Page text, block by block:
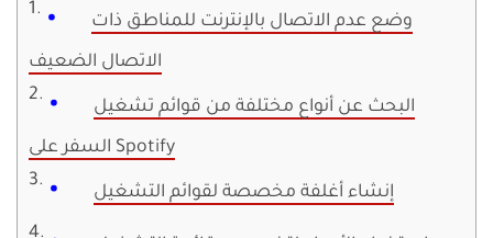
وضع عدم الاتصال بالإنترنت للمناطق ذات
الاتصال الضعيف
البحث عن أنواع مختلفة من قوائم تشغيل
السفر على Spotify
إنشاء أغلفة مخصصة لقوائم التشغيل